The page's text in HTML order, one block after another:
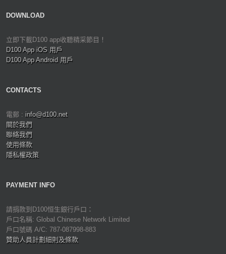
DOWNLOAD
立即下載D100 app收聽精采節目！
D100 App iOS 用戶
D100 App Android 用戶
CONTACTS
電郵 : info@d100.net
關於我們
聯絡我們
使用條款
隱私權政策
PAYMENT INFO
請捐款到D100恒生銀行戶口：
戶口名稱: Global Chinese Network Limited
戶口號碼 A/C: 787-087998-883
贊助人員計劃細則及條款